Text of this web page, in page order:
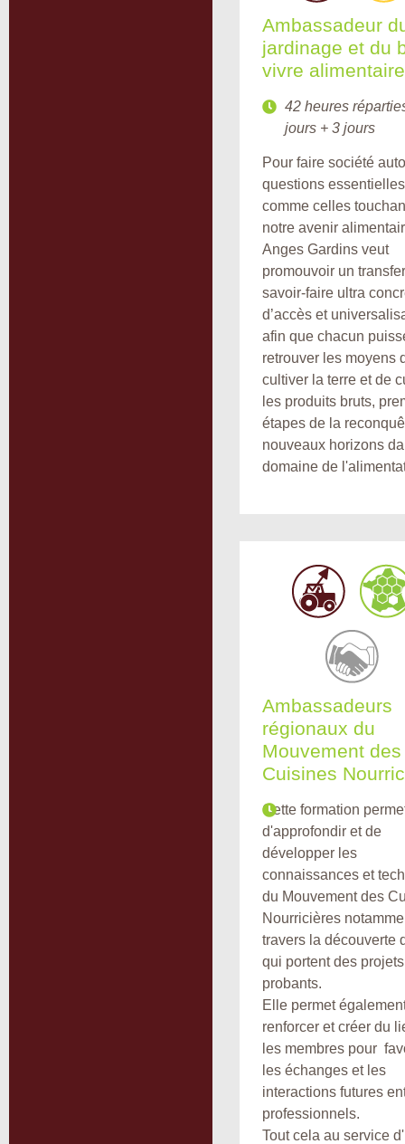
Ambassadeur
jardinage et du
vivre alimentaire
42 heures
jours + 3 jours
Pour faire société
questions essentielles
comme celles
notre avenir
Anges Gardins veut
promouvoir un
savoir-faire ultra
d’accès et
afin que chacun
retrouver les moyens
cultiver la terre et de
les produits bruts,
étapes de la
nouveaux horizons
domaine de
Ambassadeurs
régionaux du
Mouvement des
Cuisines
Cette formation
d'approfondir et de
développer les
connaissances et
du Mouvement des
Nourricières
travers la découverte
qui portent des projets
probants.
Elle permet
renforcer et créer du
les membres pour
les échanges et les
interactions futures
professionnels.
Tout cela au service